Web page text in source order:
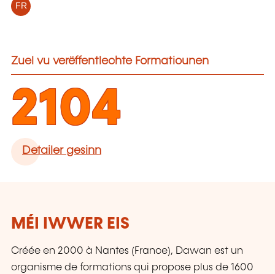
FR
Zuel vu verëffentlechte Formatiounen
2104
Detailer gesinn
MÉI IWWER EIS
Créée en 2000 à Nantes (France), Dawan est un
organisme de formations qui propose plus de 1600